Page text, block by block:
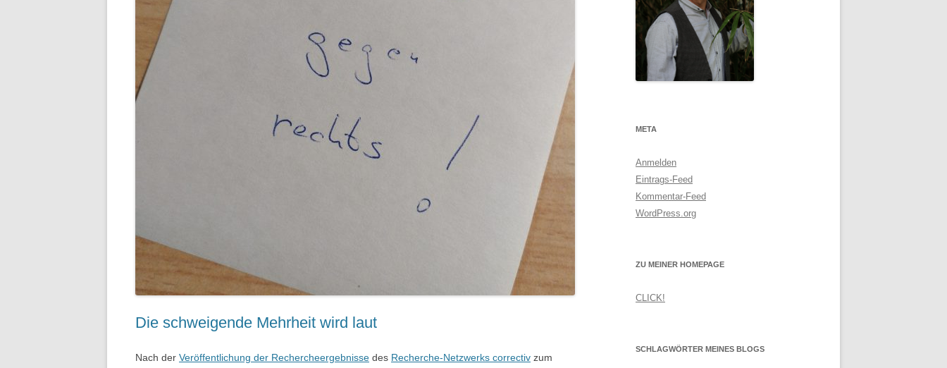
Die schweigende Mehrheit wird laut
Nach der Veröffentlichung der Rechercheergebnisse des Recherche-Netzwerks correctiv zum
META
Anmelden
Eintrags-Feed
Kommentar-Feed
WordPress.org
ZU MEINER HOMEPAGE
CLICK!
SCHLAGWÖRTER MEINES BLOGS